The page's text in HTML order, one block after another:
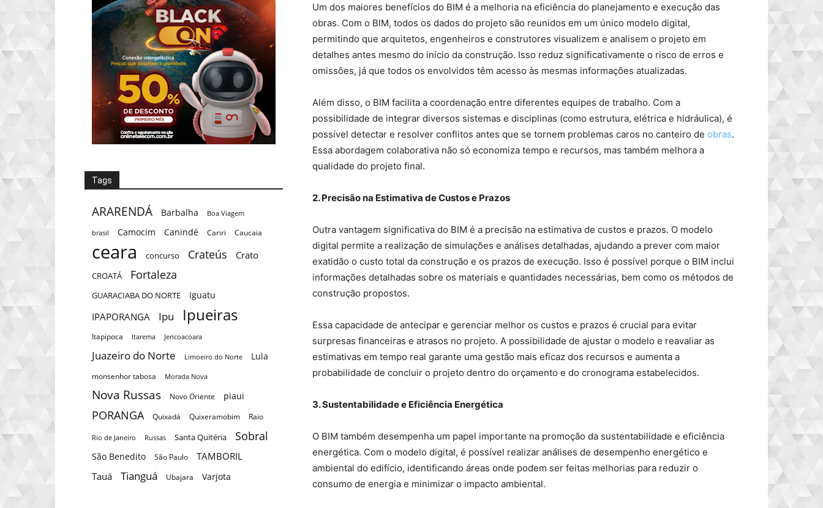
Um dos maiores benefícios do BIM é a melhoria na eficiência do planejamento e execução das
obras. Com o BIM, todos os dados do projeto são reunidos em um único modelo digital,
permitindo que arquitetos, engenheiros e construtores visualizem e analisem o projeto em
detalhes antes mesmo do início da construção. Isso reduz significativamente o risco de erros e
omissões, já que todos os envolvidos têm acesso às mesmas informações atualizadas.
Além disso, o BIM facilita a coordenação entre diferentes equipes de trabalho. Com a
possibilidade de integrar diversos sistemas e disciplinas (como estrutura, elétrica e hidráulica), é
possível detectar e resolver conflitos antes que se tornem problemas caros no canteiro de obras.
Essa abordagem colaborativa não só economiza tempo e recursos, mas também melhora a
qualidade do projeto final.
2. Precisão na Estimativa de Custos e Prazos
Outra vantagem significativa do BIM é a precisão na estimativa de custos e prazos. O modelo
digital permite a realização de simulações e análises detalhadas, ajudando a prever com maior
exatidão o custo total da construção e os prazos de execução. Isso é possível porque o BIM inclui
informações detalhadas sobre os materiais e quantidades necessárias, bem como os métodos de
construção propostos.
Essa capacidade de antecipar e gerenciar melhor os custos e prazos é crucial para evitar
surpresas financeiras e atrasos no projeto. A possibilidade de ajustar o modelo e reavaliar as
estimativas em tempo real garante uma gestão mais eficaz dos recursos e aumenta a
probabilidade de concluir o projeto dentro do orçamento e do cronograma estabelecidos.
3. Sustentabilidade e Eficiência Energética
O BIM também desempenha um papel importante na promoção da sustentabilidade e eficiência
energética. Com o modelo digital, é possível realizar análises de desempenho energético e
ambiental do edifício, identificando áreas onde podem ser feitas melhorias para reduzir o
consumo de energia e minimizar o impacto ambiental.
Tags
ARARENDÁ Barbalha Boa Viagem
brasil Camocim Canindé Cariri Caucaia
ceara concurso Crateús Crato
CROATÁ Fortaleza
GUARACIABA DO NORTE Iguatu
IPAPORANGA Ipu Ipueiras
Itapipoca Itarema Jericoacoara
Juazeiro do Norte Limoeiro do Norte Lula
monsenhor tabosa Morada Nova
Nova Russas Novo Oriente piaui
PORANGA Quixadá Quixeramobim Raio
Rio de Janeiro Russas Santa Quitéria Sobral
São Benedito São Paulo
TAMBORIL
Tauá
Tianguá Ubajara Varjota